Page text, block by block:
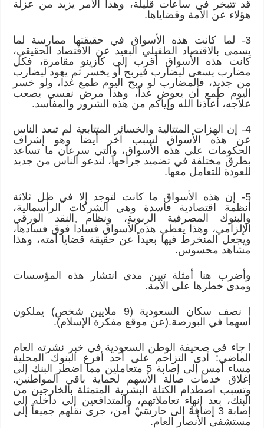
قد تتبخر في ساعات قليلة، وهذا الأمر يزيد من عزلة
هؤلاء عن الأمة وقضاياها.
3- لما كانت هذه الأسواق في حقيقتها ممارسة لما
يسمى بالاقتصاد الطفيلي البعيد عن الاقتصاد الحقيقي،
كانت هذه الأسواق أقرب إلى كازينو مقامرة، فكل
مضارب يسعى ليضارب فيربح أو يخسر ثم يعود ليضارب
من جديد، فالمضارب لو ربح اليوم طمع غداً، ولو خسر
اليوم طمع أن يعوض غداً، وهذا مرض نفسي يصعب
علاجه، أعاذنا الله وإياكم من هذه الشرور والمفاسد.
4- إن الهزات المتتالية والخسائر المتتابعة لم تبعد الناس
عن هذه الأسواق لسبب آخر أيضاً وهو إشراف
الحكومات على هذه الأسواق، والتي سرعان ما تساعد
بطرق مختلفة في تضميد جراحها، لتدعو الناس من جديد
للعودة للتعامل معها.
5- إن هذه الأسواق ما كانت لتوجد إلا في ظل ثلاثة
أنظمة اقتصادية فاسدة وهي الشركات الرأسمالية،
والبنوك المصرفية الربوية، ونظام النقد الورقي
الإلزامي، وهذا يعطي هذه الأسواق فساداً فوق فسادها،
ويجعل المنخرط فيها بعيداً عن حقيقة قضايا أمته، وهذا
مشاهد محسوس.
وأضرب هنا أمثلة تبين مدى انتشار هذه المؤسسات
ومدى خطرها على الأمة.
l نصف سكان السعودية (9 ملايين شخص) يملكون
أسهما في البورصة.(عن موقع مفكرة الإسلام).
l جاء في صحيفة الوطن السعودية في خبر نشرته العام
الماضي: أدى التزاحم على أحد أفرع البنوك المحلية
مساء أمس إلى إصابة 5 متعاملين مما اضطر البنك إلى
إغلاق خدمات صالة الأسهم لحماية باقي المواطنين.
وتسبب اصطدام الكتلة البشرية المتمثلة بالخارجين من
البنك، بعد إنهاء تعاملاتهم، والمتدافعين إلى داخله إلى
إصابة 3 إضافةً إلى حارسَيْ أمن، جرى نقلهم جميعاً إلى
مستشفى الأنصار العام.